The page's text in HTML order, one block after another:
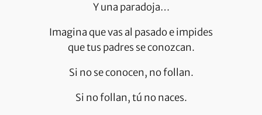
Y una paradoja…
Imagina que vas al pasado e impides
que tus padres se conozcan.
Si no se conocen, no follan.
Si no follan, tú no naces.